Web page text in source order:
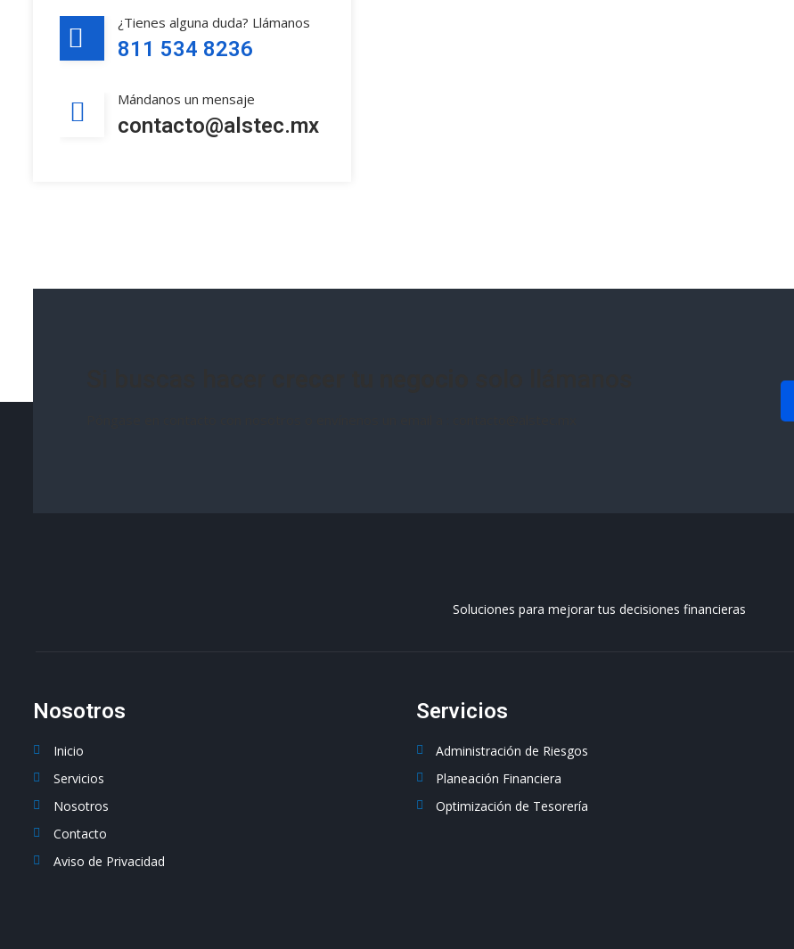
¿Tienes alguna duda? Llámanos
811 534 8236
Mándanos un mensaje
contacto@alstec.mx
Soluciones para mejorar tus decisiones financieras
Nosotros
Inicio
Servicios
Nosotros
Contacto
Aviso de Privacidad
Servicios
Administración de Riesgos
Planeación Financiera
Optimización de Tesorería